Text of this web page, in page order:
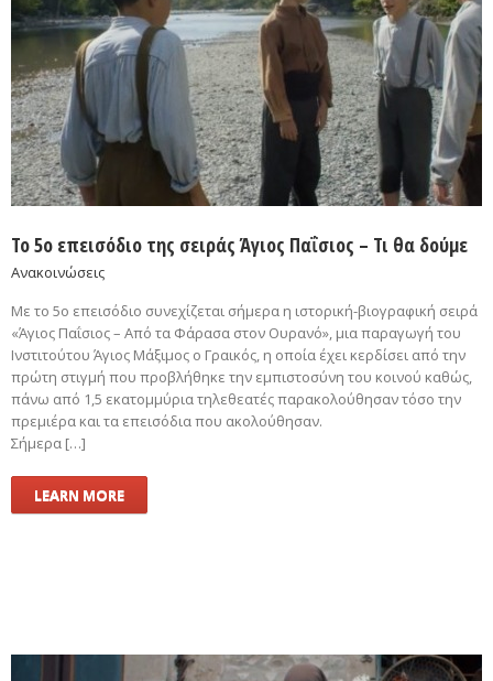
Το 5ο επεισόδιο της σειράς Άγιος Παΐσιος – Τι θα δούμε
Ανακοινώσεις
Με το 5ο επεισόδιο συνεχίζεται σήμερα η ιστορική-βιογραφική σειρά
«Άγιος Παΐσιος – Από τα Φάρασα στον Ουρανό», μια παραγωγή του
Ινστιτούτου Άγιος Μάξιμος ο Γραικός, η οποία έχει κερδίσει από την
πρώτη στιγμή που προβλήθηκε την εμπιστοσύνη του κοινού καθώς,
πάνω από 1,5 εκατομμύρια τηλεθεατές παρακολούθησαν τόσο την
πρεμιέρα και τα επεισόδια που ακολούθησαν.
Σήμερα […]
LEARN MORE